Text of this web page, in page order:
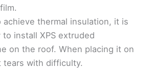
achieve thermal insulation, it is
to install XPS extruded
on the roof. When placing it on
tears with difficulty.